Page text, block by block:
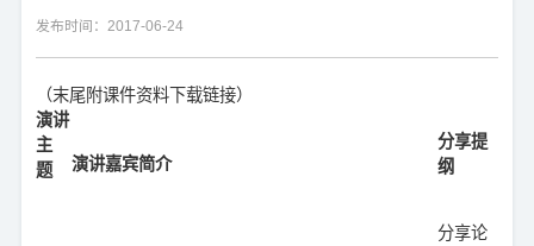
发布时间：2017-06-24
（末尾附课件资料下载链接）
演讲
主
题
演讲嘉宾简介
分享提
纲
分享论